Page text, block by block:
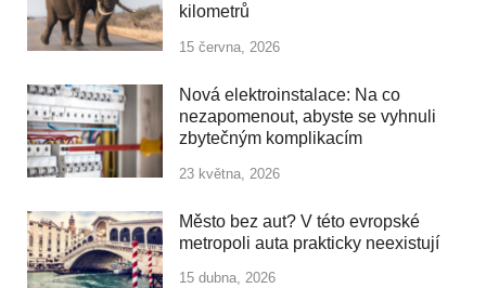
kilometrů
15 června, 2026
Nová elektroinstalace: Na co
nezapomenout, abyste se vyhnuli
zbytečným komplikacím
23 května, 2026
Město bez aut? V této evropské
metropoli auta prakticky neexistují
15 dubna, 2026